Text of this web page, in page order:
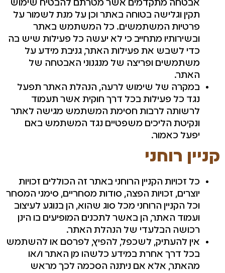
אבטחה מתקדמים אשר מטרתם להבטיח שימוש
תקין וגלישה בטוחה באתר וכן על מנת לשמור על
פרטיות המשתמשים. כל המשתמש באתר
ובשירותיו מתחייב כי לא יעשה כל פעילות שיש בה
כדי לשבש את פעילות האתר, גניבת מידע על
משתמשים ופריצה של מנגנוני האבטחה של
האתר.
במקרה של שימוש לרעה, הנהלת האתר תפעל
נגד כל פעילות בכל דרך חוקית אשר תעמוד
לרשותה לרבות חסימת המשתמש מגישה לאתר
ונקיטת הליכים משפטיים נגד המשתמש באם
יפעל כאמור.
קניין רוחני
כל זכויות הקניין הרוחני באתר זה הכוללים זכויות
יוצרים, זכויות הפצה, סודות מסחריים, סימני המסחר
וכל הקניין הרוחני מכל סוג שהוא, הן בנוגע לעיצוב
ועמוד האתר, הן באשר לתכנים המופיעים בו הינן
רכושה הבלעדי של הנהלת האתר.
אין להעתיק, לשכפל, להפיץ, לפרסם או להשתמש
בכל דרך אחרת במידע כלשהו מן האתר ו/או
מהאתר, אלא אם ניתנה הסכמה לכך מראש